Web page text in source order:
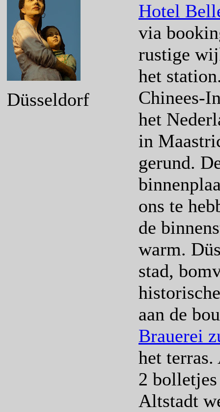
Düsseldorf
Hotel
via
rustige
het
Chinees-
het
in
gerund.
ons te
de
warm.
stad,
aan de
Brauerei
het
2
Altstadt